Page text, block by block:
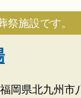
祭施設です。
福岡県北九州市